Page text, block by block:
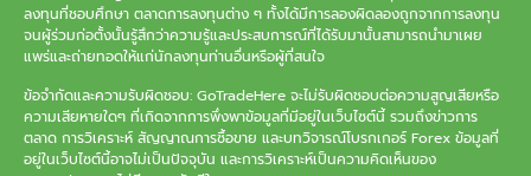
ลงทุนที่ชอบศึกษา ตลาดการลงทุนต่าง ๆ ทั้งได้มีการลองผิดลองถูกจากการลงทุน
จนผู้ร่วมก่อตั้งนั้นรู้สึกว่าความรู้และประสบการณ์ที่ได้รับมานั้นสามารถนำมาเผย
แพร่และถ่ายทอดให้แก่นักลงทุนท่านอื่นหรือผู้ที่สนใจ
ข้อจำกัดและความรับผิดชอบ: GoTradeHere จะไม่รับผิดชอบต่อความสูญเสียหรือ
ความเสียหายใดๆ ที่เกิดจากการพึ่งพาข้อมูลที่มีอยู่ในเว็บไซต์นี้ รวมถึงข่าวการ
ตลาด การวิเคราะห์ สัญญาณการซื้อขาย และบทวิจารณ์โบรกเกอร์ Forex ข้อมูลที่
อยู่ในเว็บไซต์นี้อาจไม่เป็นปัจจุบัน และการวิเคราะห์เป็นความคิดเห็นของ